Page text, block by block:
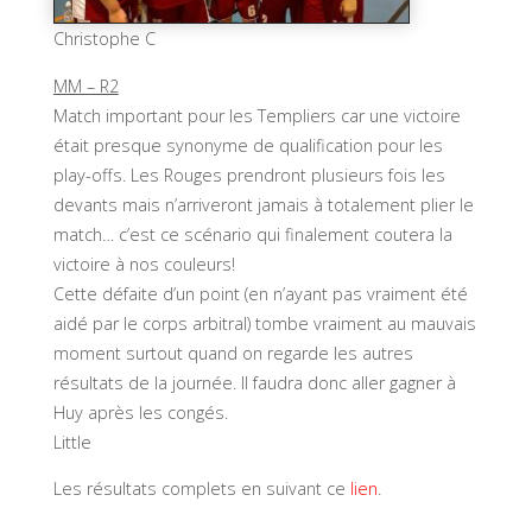
Christophe C
MM – R2
Match important pour les Templiers car une victoire
était presque synonyme de qualification pour les
play-offs. Les Rouges prendront plusieurs fois les
devants mais n’arriveront jamais à totalement plier le
match… c’est ce scénario qui finalement coutera la
victoire à nos couleurs!
Cette défaite d’un point (en n’ayant pas vraiment été
aidé par le corps arbitral) tombe vraiment au mauvais
moment surtout quand on regarde les autres
résultats de la journée. Il faudra donc aller gagner à
Huy après les congés.
Little
Les résultats complets en suivant ce lien.